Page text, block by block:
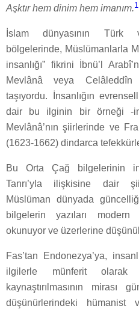
Aşktır hem dinim hem imanım.1
İslam dünyasının Türk
bölgelerinde, Müslümanlarla
insanlığı” fikrini İbnü’l
Mevlânâ veya
taşıyordu. İnsanlığın
dair bu ilginin bir örneği -
Mevlânâ’nın şiirlerinde ve
(1623-1662) dindarca
Bu Orta Çağ bilgelerinin
Tanrı’yla ilişkisine dair
Müslüman dünyada
bilgelerin yazıları
okunuyor ve üzerlerine
Fas’tan Endonezya’ya,
ilgilerle münferit olarak
kaynaştırılmasının mirası
düşünürlerindeki